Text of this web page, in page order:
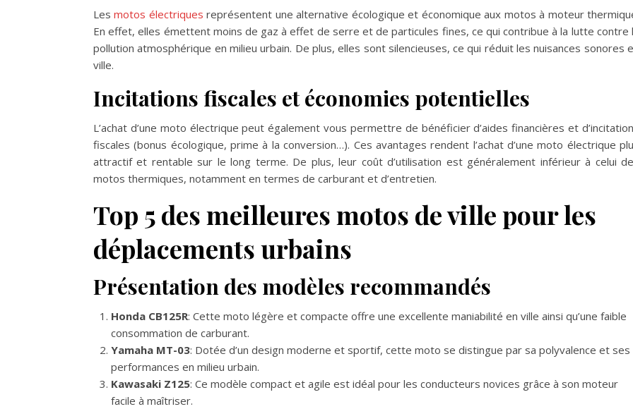
Lesmotos électriques représentent une alternative écologique et économique aux motos à moteur
En effet, elles émettent moins de gaz à effet de serre et de particules fines, ce qui contribue à la lutte contre
pollution atmosphérique en milieu urbain. De plus, elles sont silencieuses, ce qui réduit les nuisances sonores
ville.
Incitations fiscales et économies potentielles
L’achat d’une moto électrique peut également vous permettre de bénéficier d’aides financières et
fiscales (bonus écologique, prime à la conversion…). Ces avantages rendent l’achat d’une moto électrique
attractif et rentable sur le long terme. De plus, leur coût d’utilisation est généralement inférieur à celui
motos thermiques, notamment en termes de carburant et d’entretien.
Top 5 des meilleures motos de ville pour les
déplacements urbains
Présentation des modèles recommandés
Honda CB125R: Cette moto légère et compacte offre une excellente maniabilité en ville ainsi qu’une faible
consommation de carburant.
Yamaha MT-03: Dotée d’un design moderne et sportif, cette moto se distingue par sa polyvalence et ses
performances en milieu urbain.
Kawasaki Z125: Ce modèle compact et agile est idéal pour les conducteurs novices grâce à son moteur
facile à maîtriser.